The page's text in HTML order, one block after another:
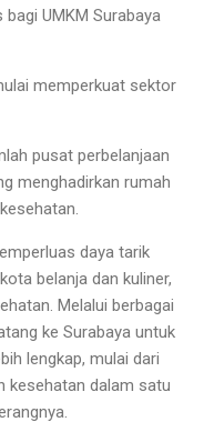
UMKM Surabaya
memperkuat sektor
pusat perbelanjaan
menghadirkan rumah
daya tarik
belanja dan kuliner,
Melalui berbagai
ke Surabaya untuk
lengkap, mulai dari
kesehatan dalam satu